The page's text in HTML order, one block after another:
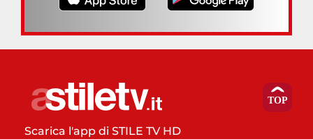
Scarica l'app di STILE TV HD